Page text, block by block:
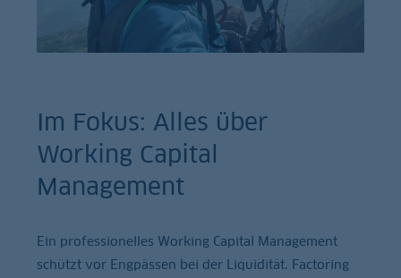
Im Fokus: Alles über
Working Capital
Management
Ein professionelles Working Capital Management
schützt vor Engpässen bei der Liquidität. Factoring